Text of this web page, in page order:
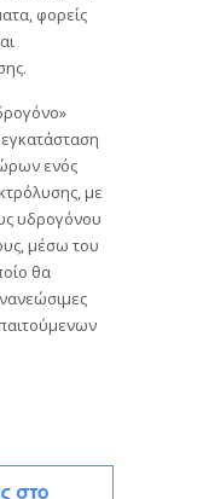
φορείς
ενός
με
υδρογόνου
μέσω του
θα